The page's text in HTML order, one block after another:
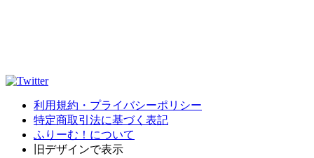
利用規約・プライバシーポリシー
特定商取引法に基づく表記
ふりーむ！について
旧デザインで表示